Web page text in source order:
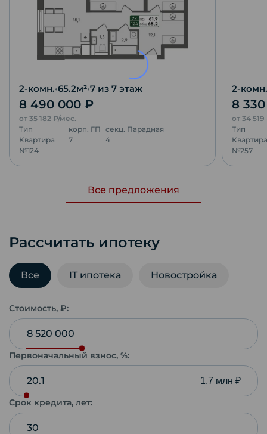
2-комн.•65.2м²•7 из 7 этаж
8 490 000 ₽
от 35 182 ₽/мес.
Тип
Квартира
корп. ГП
7
секц. Парадная
4
№124
2-комн.
8
от 34 519
Тип
Квартира
№257
Все предложения
Рассчитать ипотеку
Все IT ипотека Новостройка
Стоимость, ₽:
Первоначальный взнос, %:
1.7 млн ₽
Срок кредита, лет: